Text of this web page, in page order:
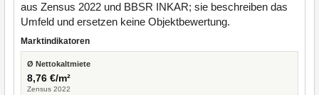
aus Zensus 2022 und BBSR INKAR; sie beschreiben das
Umfeld und ersetzen keine Objektbewertung.
Marktindikatoren
Ø Nettokaltmiete
8,76 €/m²
Zensus 2022